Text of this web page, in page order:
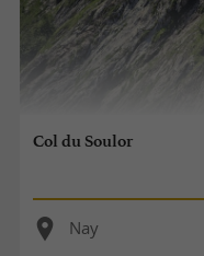
Col du Soulor
Nay